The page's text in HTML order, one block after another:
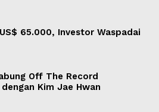
65.000, Investor Waspadai
Off The Record
Kim Jae Hwan